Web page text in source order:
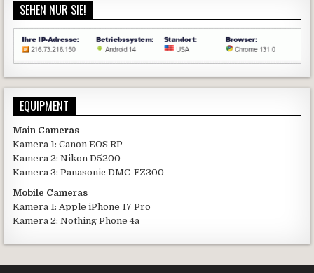
SEHEN NUR SIE!
EQUIPMENT
Main Cameras
Kamera 1: Canon EOS RP
Kamera 2: Nikon D5200
Kamera 3: Panasonic DMC-FZ300
Mobile Cameras
Kamera 1: Apple iPhone 17 Pro
Kamera 2: Nothing Phone 4a